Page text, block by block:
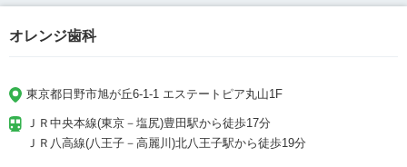
オレンジ歯科
東京都日野市旭が丘6-1-1 エステートピア丸山1F
ＪＲ中央本線(東京－塩尻)豊田駅から徒歩17分
ＪＲ八高線(八王子－高麗川)北八王子駅から徒歩19分